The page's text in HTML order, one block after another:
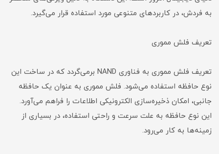
به فردش، در کاربردهای متنوعی مورد استفاده قرار می‌گیرد.
تعریف فلش مموری
تعریف فلش مموری به فناوری NAND برمی‌گردد که در ساخت این
نوع حافظه استفاده می‌شود. فلش مموری به عنوان یک حافظه
جانبی، امکان ذخیره‌سازی الکترونیکی اطلاعات را فراهم می‌آورد.
این نوع حافظه به علت سرعت و راحتی استفاده، در بسیاری از
زمینه‌ها به کار می‌رود.